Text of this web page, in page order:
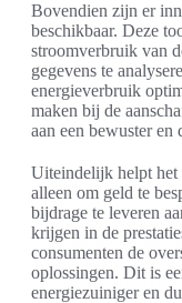
Bovendien zijn er
beschikbaar. Deze
stroomverbruik van
gegevens te
energieverbruik
maken bij de
aan een bewuster
Uiteindelijk helpt het
alleen om geld te
bijdrage te leveren
krijgen in de
consumenten de
oplossingen. Dit is
energiezuiniger en